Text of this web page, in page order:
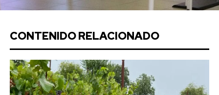
CONTENIDO RELACIONADO